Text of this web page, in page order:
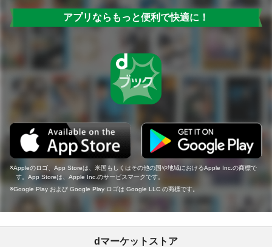
アプリならもっと便利で快適に！
Appleのロゴ、App Storeは、米国もしくはその他の国や地域におけるApple Inc.の商標で
す。App Storeは、Apple Inc.のサービスマークです。
Google Play および Google Play ロゴは Google LLC の商標です。
dマーケットストア